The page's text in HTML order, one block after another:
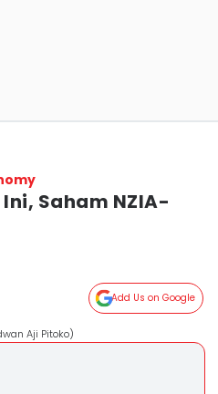
Saham NZIA-
Add Us on Google
Aji Pitoko)